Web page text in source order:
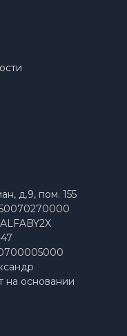
д.9, пом. 155
на основании